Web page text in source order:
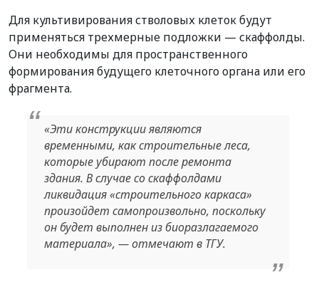
Для культивирования стволовых клеток будут
применяться трехмерные подложки — скаффолды.
Они необходимы для пространственного
формирования будущего клеточного органа или его
фрагмента.
«Эти конструкции являются
временными, как строительные леса,
которые убирают после ремонта
здания. В случае со скаффолдами
ликвидация «строительного каркаса»
произойдет самопроизвольно, поскольку
он будет выполнен из биоразлагаемого
материала», — отмечают в ТГУ.